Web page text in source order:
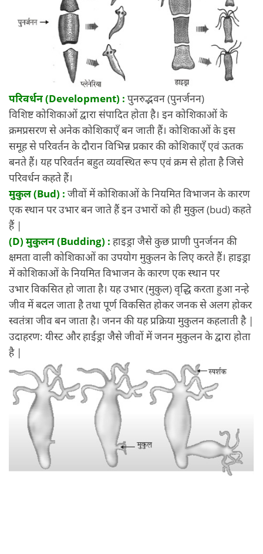
परिवर्धन (Development) : पुनरुद्भवन (पुनर्जनन)
विशिष्ट कोशिकाओं द्वारा संपादित होता है। इन कोशिकाओं के
क्रमप्रसरण से अनेक कोशिकाएँ बन जाती हैं। कोशिकाओं के इस
समूह से परिवर्तन के दौरान विभिन्न प्रकार की कोशिकाएँ एवं ऊतक
बनते हैं। यह परिवर्तन बहुत व्यवस्थित रूप एवं क्रम से होता है जिसे
परिवर्धन कहते हैं।
मुकुल (Bud) : जीवों में कोशिकाओं के नियमित विभाजन के कारण
एक स्थान पर उभार बन जाते हैं इन उभारों को ही मुकुल (bud) कहते
हैं |
(D) मुकुलन (Budding) : हाइड्रा जैसे कुछ प्राणी पुनर्जनन की
क्षमता वाली कोशिकाओं का उपयोग मुकुलन के लिए करते हैं। हाइड्रा
में कोशिकाओं के नियमित विभाजन के कारण एक स्थान पर
उभार विकसित हो जाता है। यह उभार (मुकुल) वृद्धि करता हुआ नन्हे
जीव में बदल जाता है तथा पूर्ण विकसित होकर जनक से अलग होकर
स्वतंत्रा जीव बन जाता है। जनन की यह प्रक्रिया मुकुलन कहलाती है |
उदाहरण: यीस्ट और हाईड्रा जैसे जीवों में जनन मुकुलन के द्वारा होता
है |